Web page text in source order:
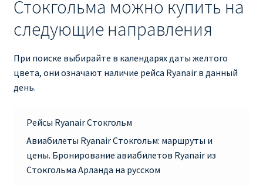
RYANAIR КУПИТЬ БИЛЕТЫ ENGLISH
Ryanair направления, акции
Ryanair онлайн регистрация
Ryanair пересадки
RYANAIR ПОДГОРИЦА, ЧЕРНОГОРИЯ
Стокгольма можно купить на
следующие направления
При поиске выбирайте в календарях даты желтого
цвета, они означают наличие рейса Ryanair в данный
день.
Рейсы Ryanair Стокгольм
Авиабилеты Ryanair Стокгольм: маршруты и
цены. Бронирование авиабилетов Ryanair из
Стокгольма Арланда на русском